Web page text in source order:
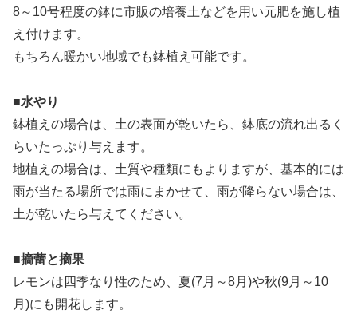
8～10号程度の鉢に市販の培養土などを用い元肥を施し植
え付けます。
もちろん暖かい地域でも鉢植え可能です。
■水やり
鉢植えの場合は、土の表面が乾いたら、鉢底の流れ出るく
らいたっぷり与えます。
地植えの場合は、土質や種類にもよりますが、基本的には
雨が当たる場所では雨にまかせて、雨が降らない場合は、
土が乾いたら与えてください。
■摘蕾と摘果
レモンは四季なり性のため、夏(7月～8月)や秋(9月～10
月)にも開花します。